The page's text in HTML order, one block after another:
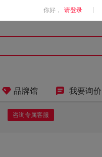
你好， 请登录
 品牌馆  我要询价
咨询专属客服